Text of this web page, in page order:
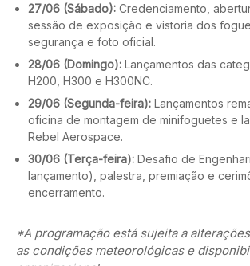
27/06 (Sábado): Credenciamento,
sessão de exposição e vistoria dos
segurança e foto oficial.
28/06 (Domingo): Lançamentos das
H200, H300 e H300NC.
29/06 (Segunda-feira): Lançamentos
oficina de montagem de minifoguetes e
Rebel Aerospace.
30/06 (Terça-feira): Desafio de
lançamento), palestra, premiação e
encerramento.
*A programação está sujeita a
as condições meteorológicas e